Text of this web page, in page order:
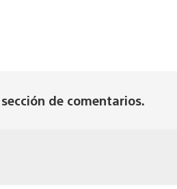
de comentarios.